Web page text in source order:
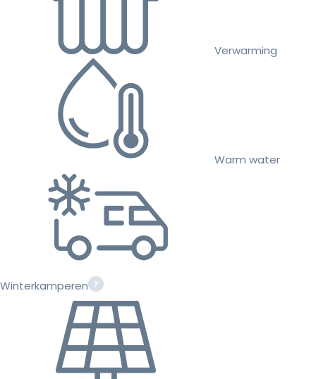
Verwarming
Warm water
Winterkamperen